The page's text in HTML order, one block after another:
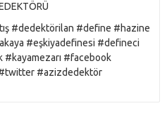
#dedektörilan #define #hazine
#eşkiyadefinesi #defineci
#facebook
#azizdedektör